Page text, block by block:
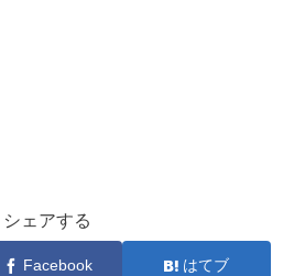
シェアする
Facebook はてブ